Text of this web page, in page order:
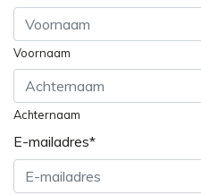
Voornaam
Achternaam
E-mailadres*